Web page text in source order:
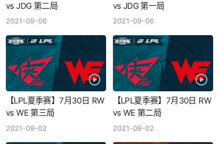
vs JDG 第二局
2021-09-06
vs JDG 第一局
2021-09-06
【LPL夏季赛】7月30日 RW
vs WE 第三局
2021-09-02
【LPL夏季赛】7月30日 RW
vs WE 第二局
2021-09-02